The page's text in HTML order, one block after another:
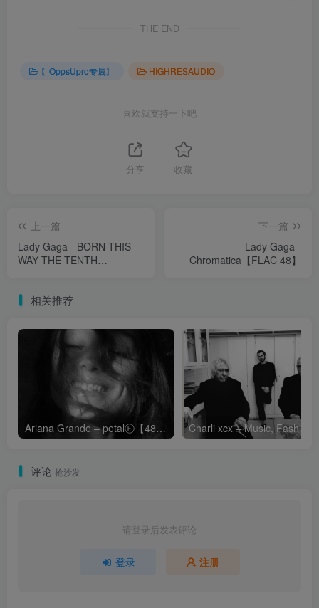
THE END
〖OppsUpro专属〗 HIGHRESAUDIO
喜欢就支持一下吧
分享 收藏
上一篇
Lady Gaga - BORN THIS
WAY THE TENTH
下一篇
Lady Gaga -
Chromatica【FLAC 48】
相关推荐
Ariana Grande – petalⒺ【48kHz／24bit】英国区
评论 抢沙发
请登录后发表评论
登录 注册